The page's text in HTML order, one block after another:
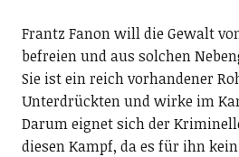
Frantz Fanon will die Gewalt
befreien und aus solchen
Sie ist ein reich vorhandener
Unterdrückten und wirke im
Darum eignet sich der
diesen Kampf, da es für ihn